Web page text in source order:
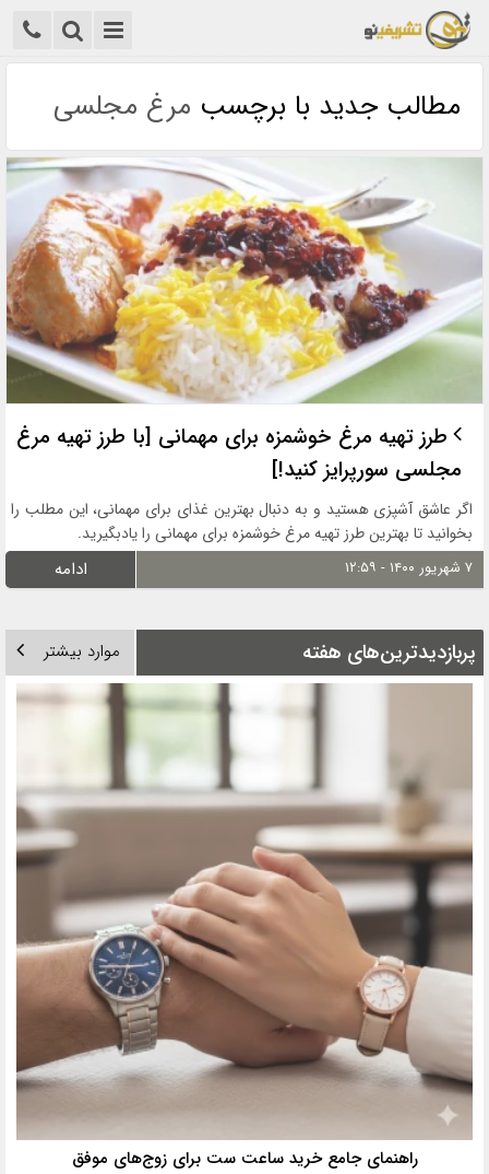
مطالب جدید با برچسب مرغ مجلسی
طرز تهیه مرغ خوشمزه برای مهمانی [با طرز تهیه مرغ
مجلسی سورپرایز کنید!]
اگر عاشق آشپزی هستید و به دنبال بهترین غذای برای مهمانی، این مطلب را
بخوانید تا بهترین طرز تهیه مرغ خوشمزه برای مهمانی را یادبگیرید.
۷ شهریور ۱۴۰۰ - ۱۲:۵۹ ادامه
پربازدیدترین‌های هفته موارد بیشتر
راهنمای جامع خرید ساعت ست برای زوج‌های موفق